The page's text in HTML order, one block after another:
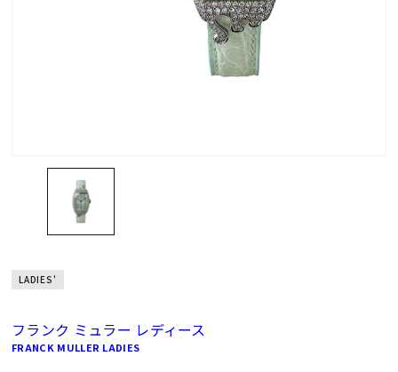
LADIES'
フランク ミュラー レディース
FRANCK MULLER LADIES